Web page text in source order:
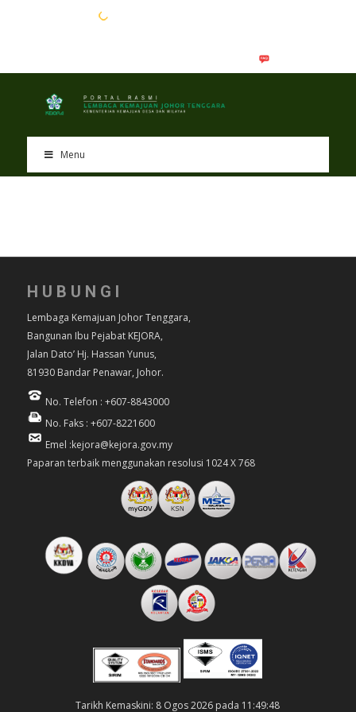
Menu
HUBUNGI
Lembaga Kemajuan Johor Tenggara,
Bangunan Ibu Pejabat KEJORA,
Jalan Dato’ Hj. Hassan Yunus,
81930 Bandar Penawar, Johor.
No. Telefon : +607-8843000
No. Faks : +607-8221600
Emel :kejora@kejora.gov.my
Paparan terbaik menggunakan resolusi 1024 X 768
Tarikh Kemaskini: 8 Ogos 2026 pada 11:49:48